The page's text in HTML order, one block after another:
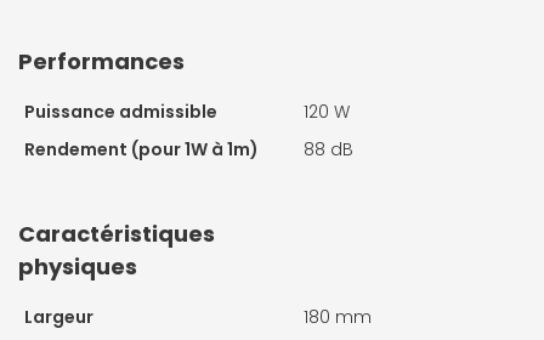
Performances
Puissance admissible
120 W
Rendement (pour 1W à 1m)
88 dB
Caractéristiques
physiques
Largeur
180 mm